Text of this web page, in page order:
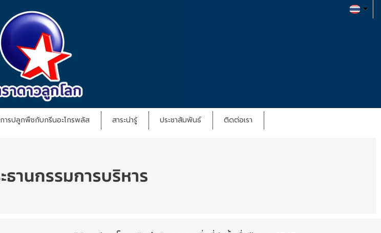
การปลูกพืชกับกรีนอะโกรพลัส สาระน่ารู้ ประชาสัมพันธ์ ติดต่อเรา